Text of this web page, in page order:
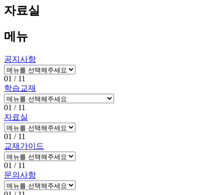
자료실
메뉴
공지사항
01 / 11
학습교재
01 / 11
자료실
01 / 11
교재가이드
01 / 11
문의사항